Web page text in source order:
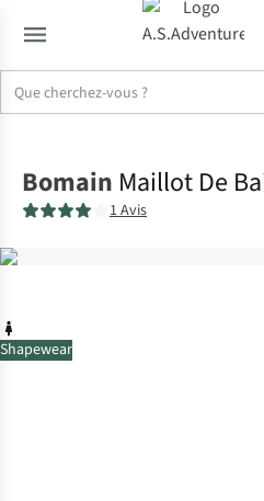
Shapewear
Bomain Maillot De
1 Avis